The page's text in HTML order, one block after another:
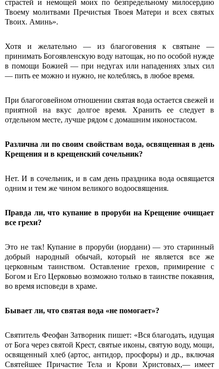
страстей и немощей моих по безпредельному милосердию
Твоему молитвами Пречистыя Твоея Матери и всех святых
Твоих. Аминь».
Хотя и желательно — из благоговения к святыне —
принимать Богоявленскую воду натощак, но по особой нужде
в помощи Божией — при недугах или нападениях злых сил
— пить ее можно и нужно, не колеблясь, в любое время.
При благоговейном отношении святая вода остается свежей и
приятной на вкус долгое время. Хранить ее следует в
отдельном месте, лучше рядом с домашним иконостасом.
Различна ли по своим свойствам вода, освященная в день
Крещения и в крещенский сочельник?
Нет. И в сочельник, и в сам день праздника вода освящается
одним и тем же чином великого водоосвящения.
Правда ли, что купание в проруби на Крещение очищает
все грехи?
Это не так! Купание в проруби (иордани) ― это старинный
добрый народный обычай, который не является все же
церковным таинством. Оставление грехов, примирение с
Богом и Его Церковью возможно только в таинстве покаяния,
во время исповеди в храме.
Бывает ли, что святая вода «не помогает»?
Святитель Феофан Затворник пишет: «Вся благодать, идущая
от Бога через святой Крест, святые иконы, святую воду, мощи,
освященный хлеб (артос, антидор, просфоры) и др., включая
Святейшее При­частие Тела и Крови Христовых,— имеет